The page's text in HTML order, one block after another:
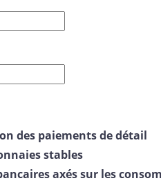
des paiements de détail
stables
axés sur les